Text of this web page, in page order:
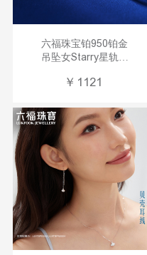
六福珠宝铂950铂金
吊坠女Starry星轨迹
HIPTBP0001
￥ 1121